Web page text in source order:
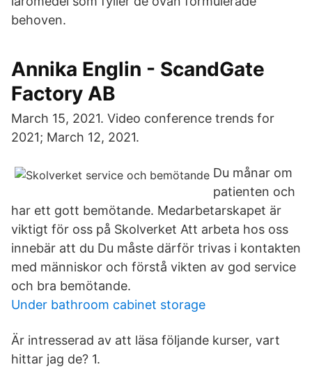
behoven.
Annika Englin - ScandGate
Factory AB
March 15, 2021. Video conference trends for
2021; March 12, 2021.
Du månar om
patienten och
har ett gott bemötande. Medarbetarskapet är
viktigt för oss på Skolverket Att arbeta hos oss
innebär att du Du måste därför trivas i kontakten
med människor och förstå vikten av god service
och bra bemötande.
Under bathroom cabinet storage
Är intresserad av att läsa följande kurser, vart
hittar jag de? 1.